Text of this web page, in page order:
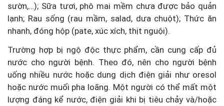
sườn,…); Sữa tươi, phô mai mềm chưa được bảo quản
lạnh; Rau sống (rau mầm, salad, dưa chuột); Thức ăn
nhanh, đóng hộp (pate, xúc xích, thịt nguội).
Trường hợp bị ngộ độc thực phẩm, cần cung cấp đủ
nước cho người bệnh. Theo đó, nên cho người bệnh
uống nhiều nước hoặc dung dịch điện giải như oresol
hoặc nước muối pha loãng. Một người có thể mất một
lượng đáng kể nước, điện giải khi bị tiêu chảy và/hoặc